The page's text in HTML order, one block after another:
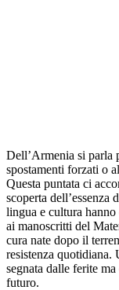
Dell’Armenia si parla
spostamenti forzati o
Questa puntata ci
scoperta dell’essenza
lingua e cultura
ai manoscritti del
cura nate dopo il
resistenza quotidiana.
segnata dalle ferite
futuro.